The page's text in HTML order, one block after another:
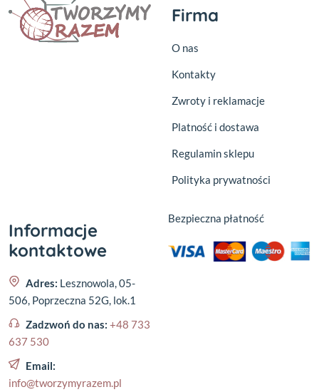
Firma
O nas
Kontakty
Zwroty i reklamacje
Platność i dostawa
Regulamin sklepu
Polityka prywatności
Informacje
kontaktowe
Adres: Lesznowola, 05-
506, Poprzeczna 52G, lok.1
Zadzwoń do nas: +48 733
637 530
Email:
info@tworzymyrazem.pl
Bezpieczna płatność